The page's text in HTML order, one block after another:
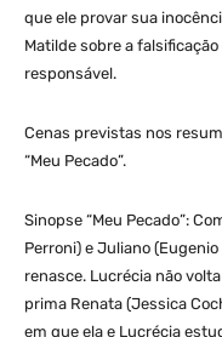
que ele provar sua
Matilde sobre a
responsável.
Cenas previstas nos
“Meu Pecado”.
Sinopse “Meu Pecado”:
Perroni) e Juliano
renasce. Lucrécia não
prima Renata (Jessica
em que ela e Lucrécia